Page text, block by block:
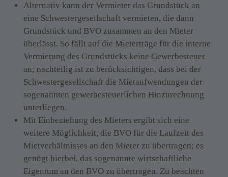
Alternativ kann der Vermieter das Grundstück an
eine Schwestergesellschaft vermieten, die dann
Grundstück und BVO zusammen an den Mieter
überlässt. So fällt auf die Mieterträge für die interne
Vermietung des Grundstücks keine Gewerbesteuer
an; nachteilig ist zu berücksichtigen, dass bei der
Schwestergesellschaft die Mietaufwendungen der
sogenannten gewerbesteuerlichen Hinzurechnung
unterliegen.
Mit Einbeziehung des Mieters ergibt sich eine
weitere Möglichkeit, die BVO für die Laufzeit des
Mietverhältnisses an den Mieter zu übertragen; es
genügt hierbei, das sogenannte wirtschaftliche
Eigentum an den BVO zu übertragen. Zu beachten